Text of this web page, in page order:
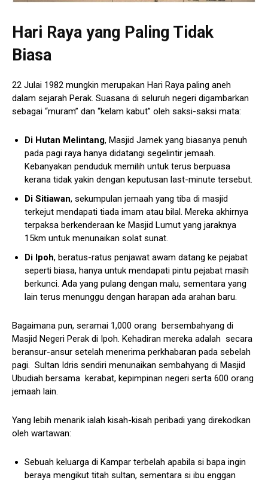
Hari Raya yang Paling Tidak
Biasa
22 Julai 1982 mungkin merupakan Hari Raya paling aneh
dalam sejarah Perak. Suasana di seluruh negeri digambarkan
sebagai “muram” dan “kelam kabut” oleh saksi-saksi mata:
Di Hutan Melintang, Masjid Jamek yang biasanya penuh
pada pagi raya hanya didatangi segelintir jemaah.
Kebanyakan penduduk memilih untuk terus berpuasa
kerana tidak yakin dengan keputusan last-minute tersebut.
Di Sitiawan, sekumpulan jemaah yang tiba di masjid
terkejut mendapati tiada imam atau bilal. Mereka akhirnya
terpaksa berkenderaan ke Masjid Lumut yang jaraknya
15km untuk menunaikan solat sunat.
Di Ipoh, beratus-ratus penjawat awam datang ke pejabat
seperti biasa, hanya untuk mendapati pintu pejabat masih
berkunci. Ada yang pulang dengan malu, sementara yang
lain terus menunggu dengan harapan ada arahan baru.
Bagaimana pun, seramai 1,000 orang bersembahyang di
Masjid Negeri Perak di Ipoh. Kehadiran mereka adalah secara
beransur-ansur setelah menerima perkhabaran pada sebelah
pagi. Sultan Idris sendiri menunaikan sembahyang di Masjid
Ubudiah bersama kerabat, kepimpinan negeri serta 600 orang
jemaah lain.
Yang lebih menarik ialah kisah-kisah peribadi yang direkodkan
oleh wartawan:
Sebuah keluarga di Kampar terbelah apabila si bapa ingin
beraya mengikut titah sultan, sementara si ibu enggan